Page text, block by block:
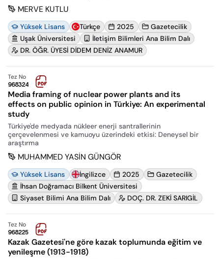
MERVE KUTLU
Yüksek Lisans Türkçe 2025
Gazetecilik
Uşak Üniversitesi
İletişim Bilimleri Ana Bilim Dalı
DR. ÖĞR. ÜYESİ DİDEM DENİZ ANAMUR
Tez No
968324
Media framing of nuclear power plants and its
effects on public opinion in Türkiye: An experimental
study
Türkiye'de medyada nükleer enerji santrallerinin
çerçevelenmesi ve kamuoyu üzerindeki etkisi: Deneysel bir
araştırma
MUHAMMED YASİN GÜNGÖR
Yüksek Lisans İngilizce 2025
Gazetecilik
İhsan Doğramacı Bilkent Üniversitesi
Siyaset Bilimi Ana Bilim Dalı
DOÇ. DR. ZEKİ SARIGİL
Tez No
968225
Kazak Gazetesi'ne göre kazak toplumunda eğitim ve
yenileşme (1913-1918)